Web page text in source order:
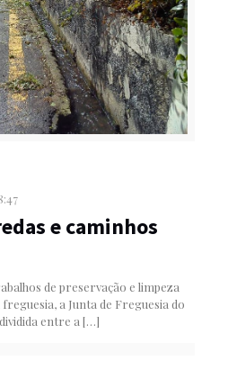
e caminhos
de preservação e limpeza
a Junta de Freguesia do
entre a[…]